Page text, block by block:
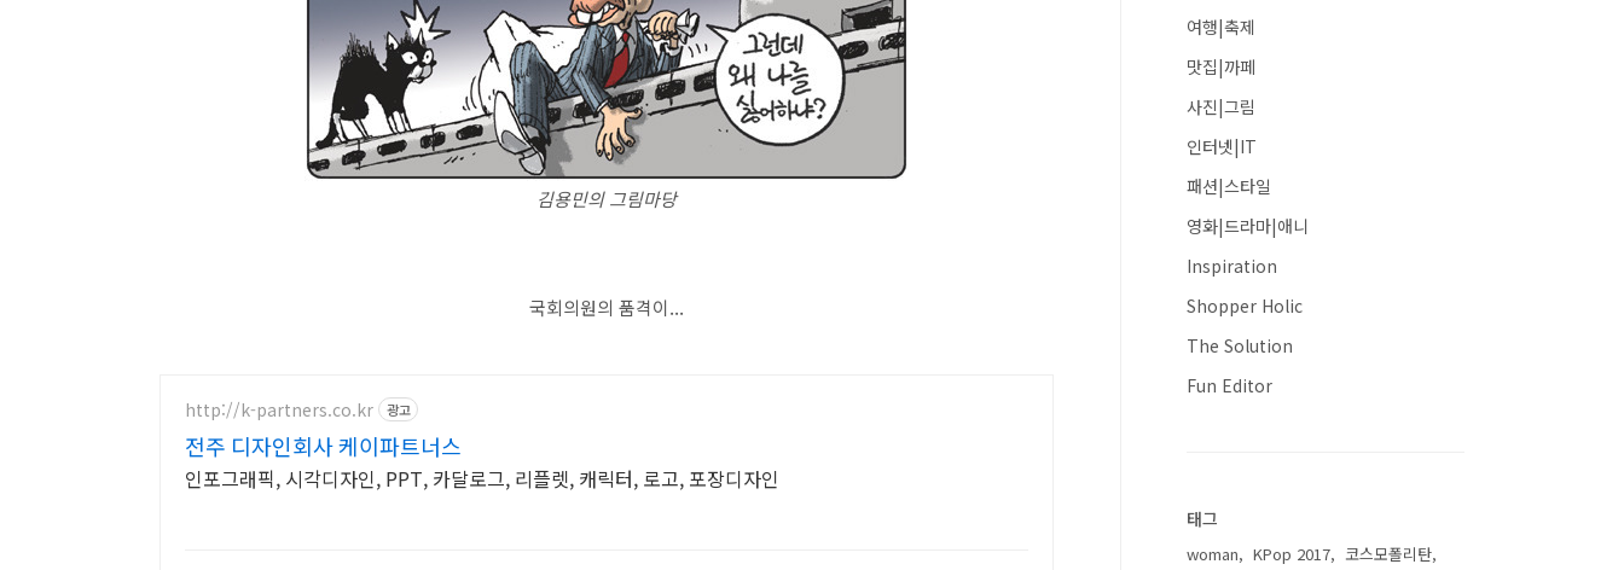
김용민의 그림마당
국회의원의 품격이...
http://k-partners.co.kr 광고
전주 디자인회사 케이파트너스
인포그래픽, 시각디자인, PPT, 카달로그, 리플렛, 캐릭터, 로고, 포장디자인
여행|축제
맛집|까페
사진|그림
인터넷|IT
패션|스타일
영화|드라마|애니
Inspiration
Shopper Holic
The Solution
Fun Editor
태그
woman KPop 2017
코스모폴리탄